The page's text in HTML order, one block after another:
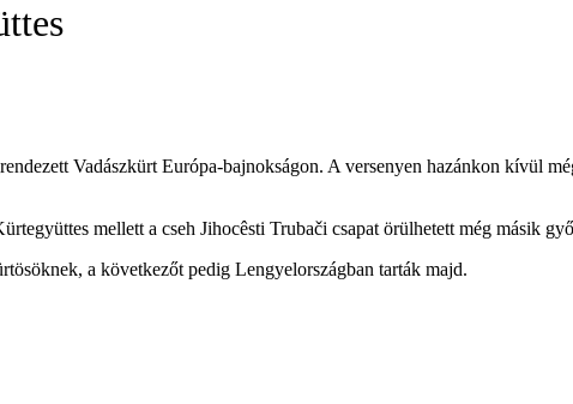
Vadászkürt Európa-bajnokságon. A versenyen hazánkon kívül
mellett a cseh Jihocêsti Trubači csapat örülhetett még másik
a következőt pedig Lengyelországban tarták majd.